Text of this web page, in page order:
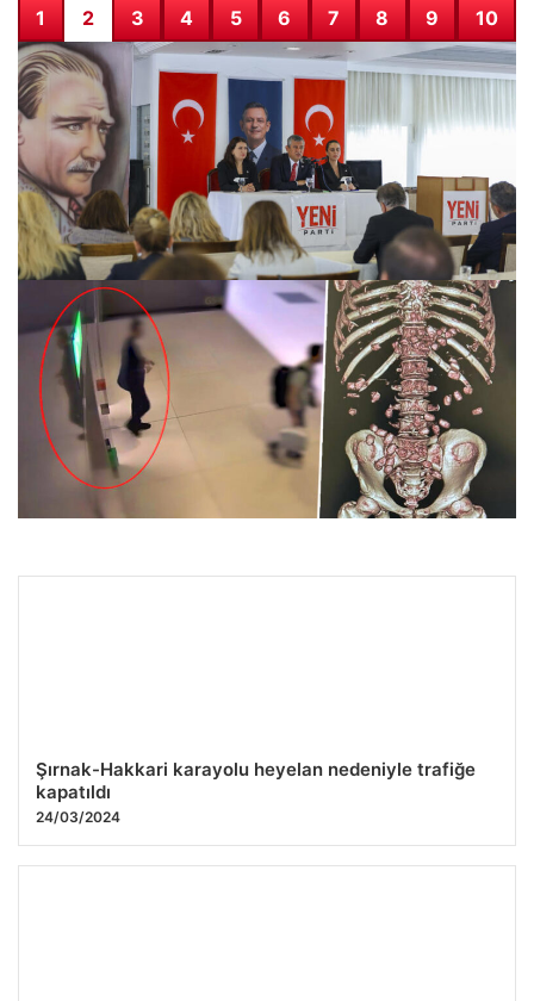
1 2 3 4 5 6 7 8 9 10
Özgür Özel: 200’ün üzerinde belediye başkanı Yeni
Parti’ye geçecek
28.07.2026 08:43
Şırnak-Hakkari karayolu heyelan nedeniyle trafiğe
kapatıldı
24/03/2024